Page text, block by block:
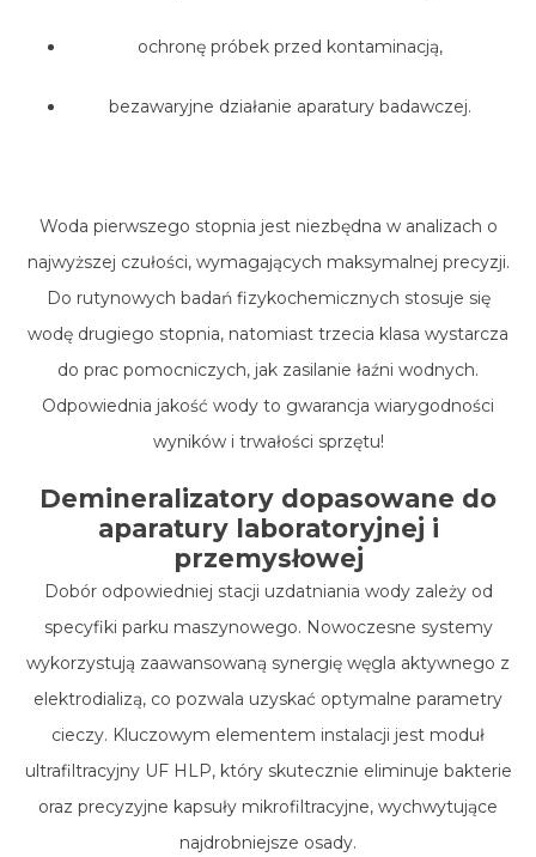
ochronę próbek przed kontaminacją,
bezawaryjne działanie aparatury badawczej.
Woda pierwszego stopnia jest niezbędna w analizach o
najwyższej czułości, wymagających maksymalnej precyzji.
Do rutynowych badań fizykochemicznych stosuje się
wodę drugiego stopnia, natomiast trzecia klasa wystarcza
do prac pomocniczych, jak zasilanie łaźni wodnych.
Odpowiednia jakość wody to gwarancja wiarygodności
wyników i trwałości sprzętu!
Demineralizatory dopasowane do
aparatury laboratoryjnej i
przemysłowej
Dobór odpowiedniej stacji uzdatniania wody zależy od
specyfiki parku maszynowego. Nowoczesne systemy
wykorzystują zaawansowaną synergię węgla aktywnego z
elektrodializą, co pozwala uzyskać optymalne parametry
cieczy. Kluczowym elementem instalacji jest moduł
ultrafiltracyjny UF HLP, który skutecznie eliminuje bakterie
oraz precyzyjne kapsuły mikrofiltracyjne, wychwytujące
najdrobniejsze osady.